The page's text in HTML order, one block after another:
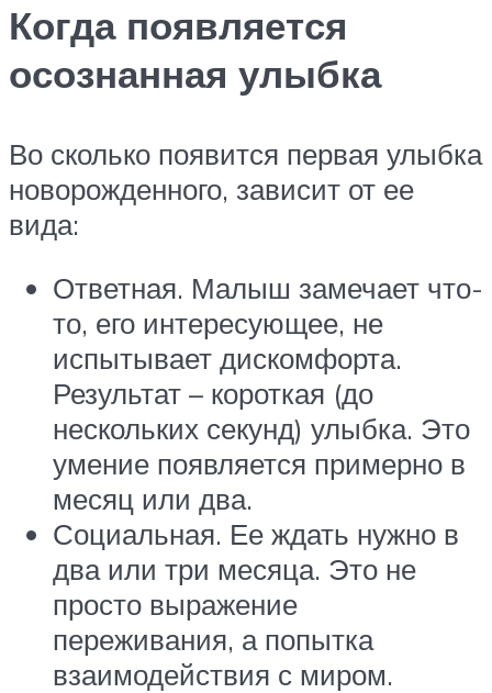
Когда появляется
осознанная улыбка
Во сколько появится первая улыбка
новорожденного, зависит от ее
вида:
Ответная. Малыш замечает что-
то, его интересующее, не
испытывает дискомфорта.
Результат – короткая (до
нескольких секунд) улыбка. Это
умение появляется примерно в
месяц или два.
Социальная. Ее ждать нужно в
два или три месяца. Это не
просто выражение
переживания, а попытка
взаимодействия с миром.